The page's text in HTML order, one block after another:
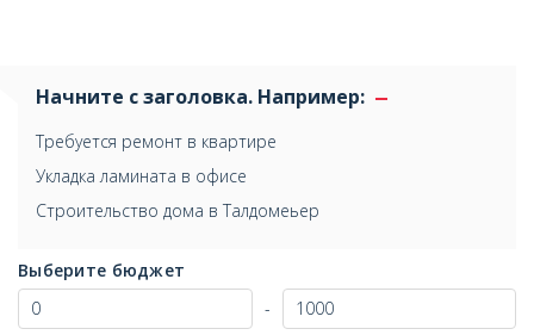
Начните с заголовка. Например:
Требуется ремонт в квартире
Укладка ламината в офисе
Строительство дома в Талдомеьер
Выберите бюджет
-